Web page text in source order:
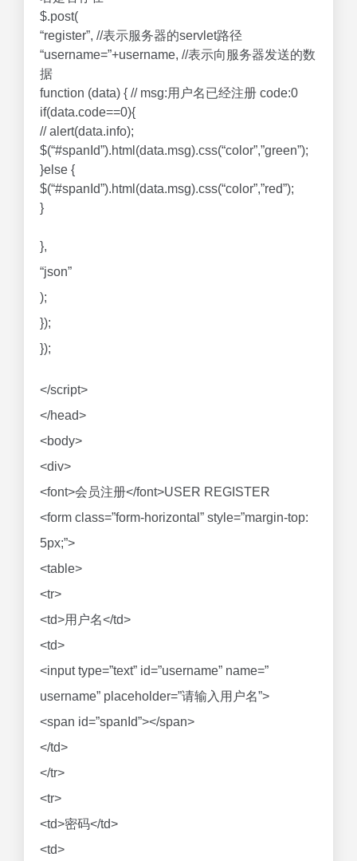
$.post(
“register”, //表示服务器的servlet路径
“username=”+username, //表示向服务器发送的数
据
function (data) { // msg:用户名已经注册 code:0
if(data.code==0){
// alert(data.info);
$(“#spanId”).html(data.msg).css(“color”,”green”);
}else {
$(“#spanId”).html(data.msg).css(“color”,”red”);
}
},
“json”
);
});
});
</script>
</head>
<body>
<div>
<font>会员注册</font>USER REGISTER
<form class=”form-horizontal” style=”margin-top:
5px;”>
<table>
<tr>
<td>用户名</td>
<td>
<input type=”text” id=”username” name=”
username” placeholder=”请输入用户名”>
<span id=”spanId”></span>
</td>
</tr>
<tr>
<td>密码</td>
<td>